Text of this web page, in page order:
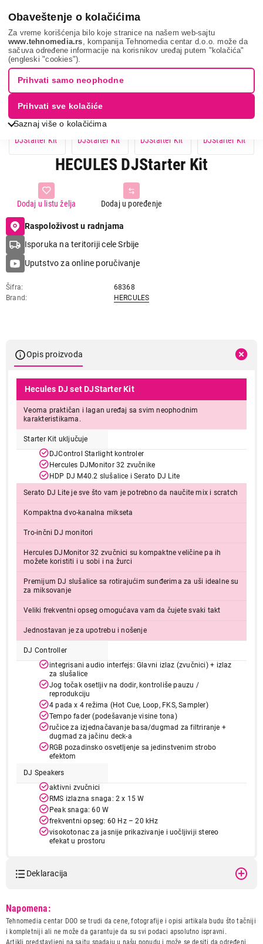
Obaveštenje o kolačićima
Za vreme korišćenja bilo koje stranice na našem web-sajtu
www.tehnomedia.rs , kompanija Tehnomedia centar d.o.o. može da
sačuva određene informacije na korisnikov uređaj putem "kolačića"
(engleski "cookies").
Saznaj više o kolačićima
Prihvati samo neophodne
Prihvati sve kolačiće
Hecules djstart...
HECULES DJStarter Kit
Dodaj u poređenje
Dodaj u listu želja
Raspoloživost u radnjama
Isporuka na teritoriji cele Srbije
Uputstvo za online poručivanje
Šifra
68368
Brand
HERCULES
Opis proizvoda
Hecules DJ set DJStarter Kit
Veoma praktičan i lagan uređaj sa svim neophodnim
karakteristikama.
Starter Kit uključuje
DJControl Starlight kontroler
Hercules DJMonitor 32 zvučnike
HDP DJ M40.2 slušalice i Serato DJ Lite
Serato DJ Lite je sve što vam je potrebno da naučite mix i scratch
Kompaktna dvo-kanalna mikseta
Tro-inčni DJ monitori
Hercules DJMonitor 32 zvučnici su kompaktne veličine pa ih
možete koristiti i u sobi i na žurci
Premijum DJ slušalice sa rotirajućim sunđerima za uši idealne su
za miksovanje
Veliki frekventni opseg omogućava vam da čujete svaki takt
Jednostavan je za upotrebu i nošenje
DJ Controller
integrisani audio interfejs: Glavni izlaz (zvučnici) + izlaz
za slušalice
Jog točak osetljiv na dodir, kontroliše pauzu /
reprodukciju
4 pada x 4 režima (Hot Cue, Loop, FKS, Sampler)
Tempo fader (podešavanje visine tona)
ručice za izjednačavanje basa/dugmad za filtriranje +
dugmad za jačinu deck-a
RGB pozadinsko osvetljenje sa jedinstvenim strobo
efektom
DJ Speakers
aktivni zvučnici
RMS izlazna snaga: 2 x 15 W
Peak snaga: 60 W
frekventni opseg: 60 Hz – 20 kHz
visokotonac za jasnije prikazivanje i uočljiviji stereo
efekat u prostoru
Deklaracija
Naziv i vrsta robe:
DJ OPREMA
Uvoznik:
Iris mega
Napomena:
Tehnomedia centar DOO se trudi da cene, fotografije i opisi artikala budu što tačniji
i kompletniji ali ne može da garantuje da su svi podaci apsolutno ispravni.
Artikli predstavljeni na sajtu spadaju u našu ponudu i može se desiti da određeni
19.999,00
DJ OPREMA
HECULES DJStarter Kit
Nastavi kupovinu